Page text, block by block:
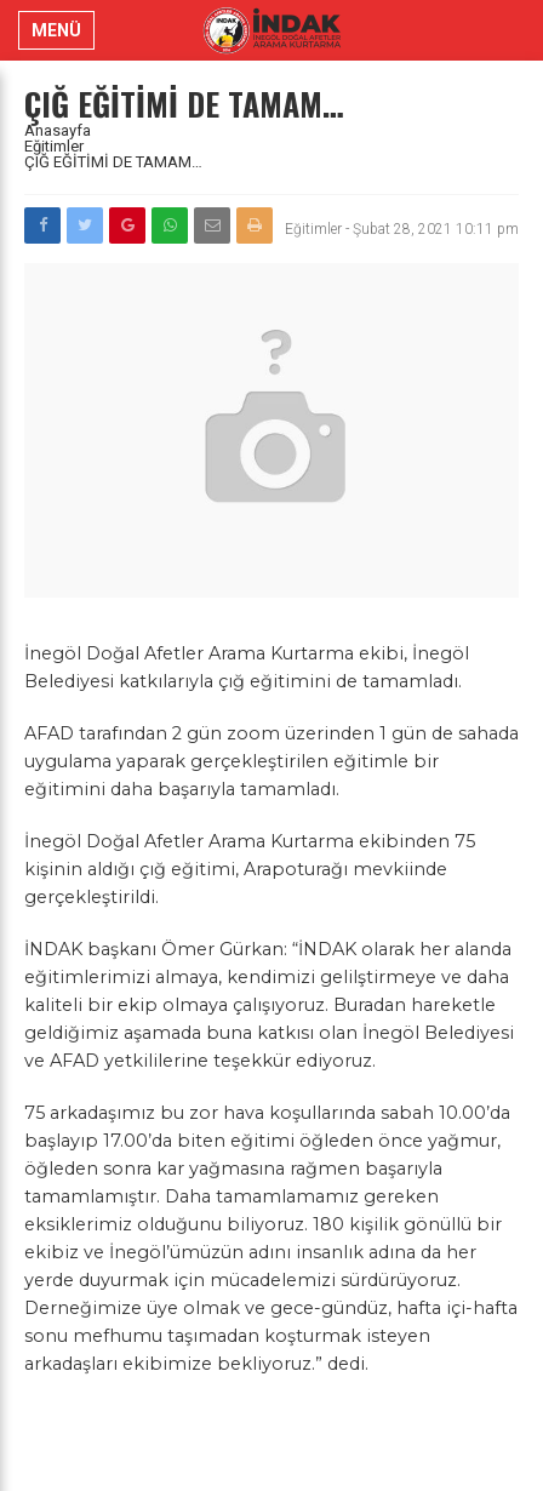
MENÜ
ÇIĞ EĞİTİMİ DE TAMAM…
Anasayfa
Eğitimler
ÇIĞ EĞİTİMİ DE TAMAM…
Eğitimler - Şubat 28, 2021 10:11 pm
İnegöl Doğal Afetler Arama Kurtarma ekibi, İnegöl
Belediyesi katkılarıyla çığ eğitimini de tamamladı.
AFAD tarafından 2 gün zoom üzerinden 1 gün de sahada
uygulama yaparak gerçekleştirilen eğitimle bir
eğitimini daha başarıyla tamamladı.
İnegöl Doğal Afetler Arama Kurtarma ekibinden 75
kişinin aldığı çığ eğitimi, Arapoturağı mevkiinde
gerçekleştirildi.
İNDAK başkanı Ömer Gürkan: “İNDAK olarak her alanda
eğitimlerimizi almaya, kendimizi gelilştirmeye ve daha
kaliteli bir ekip olmaya çalışıyoruz. Buradan hareketle
geldiğimiz aşamada buna katkısı olan İnegöl Belediyesi
ve AFAD yetkililerine teşekkür ediyoruz.
75 arkadaşımız bu zor hava koşullarında sabah 10.00’da
başlayıp 17.00’da biten eğitimi öğleden önce yağmur,
öğleden sonra kar yağmasına rağmen başarıyla
tamamlamıştır. Daha tamamlamamız gereken
eksiklerimiz olduğunu biliyoruz. 180 kişilik gönüllü bir
ekibiz ve İnegöl’ümüzün adını insanlık adına da her
yerde duyurmak için mücadelemizi sürdürüyoruz.
Derneğimize üye olmak ve gece-gündüz, hafta içi-hafta
sonu mefhumu taşımadan koşturmak isteyen
arkadaşları ekibimize bekliyoruz.” dedi.